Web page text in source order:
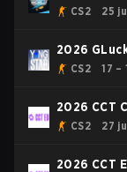
European
CS2 25
2026
CS2 17 –
2026 CCT
CS2 27
2026 CCT